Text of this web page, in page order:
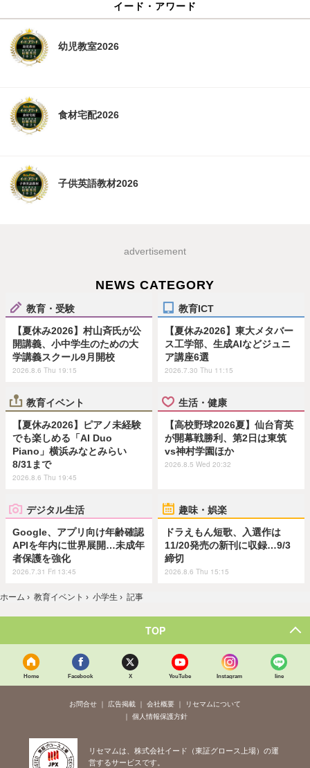
イード・アワード
幼児教室2026
食材宅配2026
子供英語教材2026
advertisement
NEWS CATEGORY
教育・受験
【夏休み2026】村山斉氏が公
開講義、小中学生のための大
学講義スクール9月開校
2026.8.6 Thu 19:15
教育ICT
【夏休み2026】東大メタバー
ス工学部、生成AIなどジュニ
ア講座6選
2026.7.30 Thu 11:15
教育イベント
【夏休み2026】ピアノ未経験
でも楽しめる「AI Duo
Piano」横浜みなとみらい
8/31まで
2026.8.6 Thu 19:45
生活・健康
【高校野球2026夏】仙台育英
が開幕戦勝利、第2日は東筑
vs神村学園ほか
2026.8.5 Wed 20:32
デジタル生活
Google、アプリ向け年齢確認
APIを年内に世界展開…未成年
者保護を強化
2026.7.31 Fri 13:45
趣味・娯楽
ドラえもん短歌、入選作は
11/20発売の新刊に収録…9/3
締切
2026.8.6 Thu 15:15
ホーム › 教育イベント › 小学生 › 記事
TOP
Home Facebook X YouTube Instagram line
お問合せ 広告掲載 会社概要
リセマムについて
個人情報保護方針
リセマムは、株式会社イード（東証グロース上場）の運
営するサービスです。